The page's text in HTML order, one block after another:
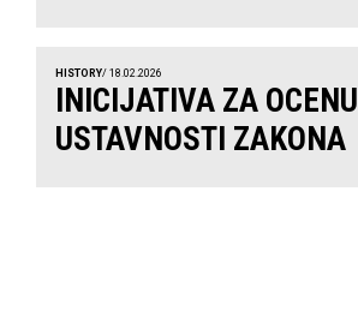
HISTORY/ 18.02.2026
INICIJATIVA ZA OCENU
USTAVNOSTI ZAKONA